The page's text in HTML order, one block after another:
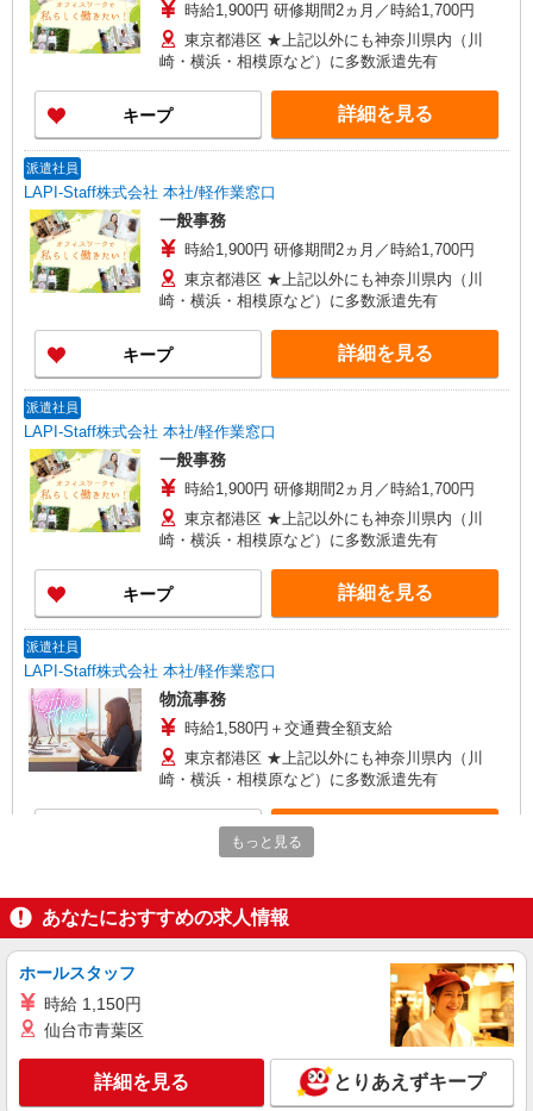
時給1,900円 研修期間2ヵ月／時給1,700円
東京都港区 ★上記以外にも神奈川県内（川
崎・横浜・相模原など）に多数派遣先有
キープ 詳細を見る
派遣社員
LAPI-Staff株式会社 本社/軽作業窓口
一般事務
時給1,900円 研修期間2ヵ月／時給1,700円
東京都港区 ★上記以外にも神奈川県内（川
崎・横浜・相模原など）に多数派遣先有
キープ 詳細を見る
派遣社員
LAPI-Staff株式会社 本社/軽作業窓口
一般事務
時給1,900円 研修期間2ヵ月／時給1,700円
東京都港区 ★上記以外にも神奈川県内（川
崎・横浜・相模原など）に多数派遣先有
キープ 詳細を見る
派遣社員
LAPI-Staff株式会社 本社/軽作業窓口
物流事務
時給1,580円＋交通費全額支給
東京都港区 ★上記以外にも神奈川県内（川
崎・横浜・相模原など）に多数派遣先有
LAPI-Staff株式会社 本社/軽作業窓口
一般事務
時給1,900円 研修期間2ヵ月／時給1,700円
東京都港区 ★上記以外にも神奈川県内（川
崎・横浜・相模原など）に多数派遣先有
キープ 詳細を見る
もっと見る
あなたにおすすめの求人情報
ホールスタッフ
時給 1,150円
仙台市青葉区
詳細を見る とりあえずキープ